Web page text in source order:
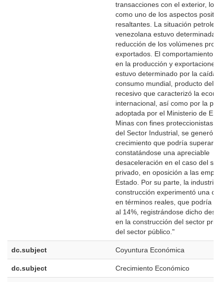
transacciones con el exterior, lo
como uno de los aspectos
resaltantes. La situación petrolera
venezolana estuvo determinada
reducción de los volúmenes
exportados. El comportamiento
en la producción y exportaciones
estuvo determinado por la caída
consumo mundial, producto del
recesivo que caracterizó la
internacional, así como por la
adoptada por el Ministerio de
Minas con fines proteccionistas.
del Sector Industrial, se generó
crecimiento que podría superar
constatándose una apreciable
desaceleración en el caso del
privado, en oposición a las
Estado. Por su parte, la industria
construcción experimentó una
en términos reales, que podría
al 14%, registrándose dicho
en la construcción del sector
del sector público."
dc.subject Coyuntura Económica
dc.subject Crecimiento Económico